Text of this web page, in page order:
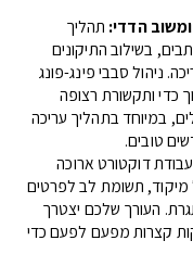
תהליך
בשילוב התיקונים
ניהול סבבי פינג-פונג
כדי ותקשורת רצופה
במיוחד בתהליך עריכה
טובים.
דוקטורט ארוכה
מיקוד, תשומת לב לפרטים
העורך שלכם יצטרך
קצרות מפעם לפעם כדי